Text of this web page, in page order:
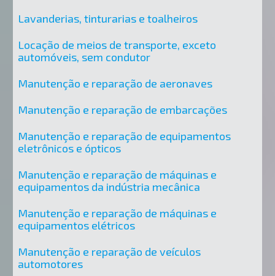
Lavanderias, tinturarias e toalheiros
Locação de meios de transporte, exceto
automóveis, sem condutor
Manutenção e reparação de aeronaves
Manutenção e reparação de embarcações
Manutenção e reparação de equipamentos
eletrônicos e ópticos
Manutenção e reparação de máquinas e
equipamentos da indústria mecânica
Manutenção e reparação de máquinas e
equipamentos elétricos
Manutenção e reparação de veículos
automotores